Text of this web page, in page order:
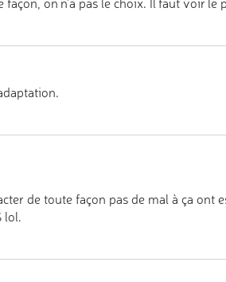
on n’a pas le choix. Il faut voir le
de toute façon pas de mal à ça ont
lol.